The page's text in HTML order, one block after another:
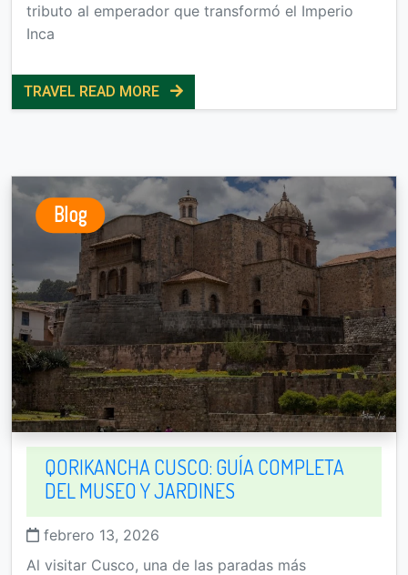
tributo al emperador que transformó el Imperio
Inca
TRAVEL READ MORE
Blog
QORIKANCHA CUSCO: GUÍA COMPLETA
DEL MUSEO Y JARDINES
febrero 13, 2026
Al visitar Cusco, una de las paradas más